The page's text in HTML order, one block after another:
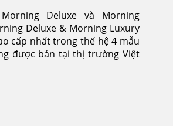
Deluxe và Morning
Deluxe & Morning Luxury
cấp nhất trong thế hệ 4 mẫu
được bán tại thị trường Việt